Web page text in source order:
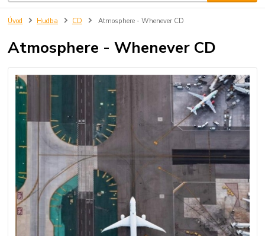
Úvod Hudba CD Atmosphere - Whenever CD
Atmosphere - Whenever CD